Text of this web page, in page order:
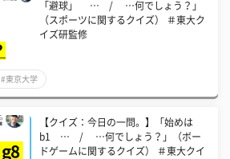
「避球」 … / …何でしょう？」
（スポーツに関するクイズ） ＃東大ク
イズ研監修
#東京大学
【クイズ：今日の一問。】「始めは
b1 … / …何でしょう？」（ボー
ドゲームに関するクイズ） ＃東大クイ